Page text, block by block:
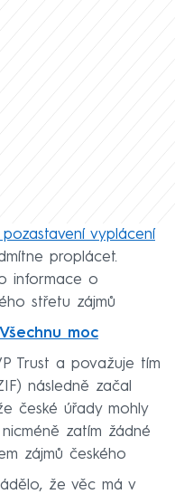
vyplácení
proplácet.
informace o
střetu zájmů
moc
Trust a považuje tím
následně začal
české úřady mohly
zatím žádné
zájmů českého
že věc má v